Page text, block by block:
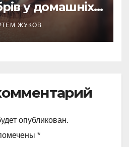
у домашніх
ЖУКОВ
опубликован.
*